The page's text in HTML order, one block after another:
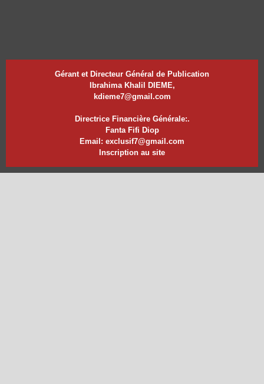
Gérant et Directeur Général de Publication
Ibrahima Khalil DIEME,
kdieme7@gmail.com
Directrice Financière Générale:.
Fanta Fifi Diop
Email: exclusif7@gmail.com
Inscription au site